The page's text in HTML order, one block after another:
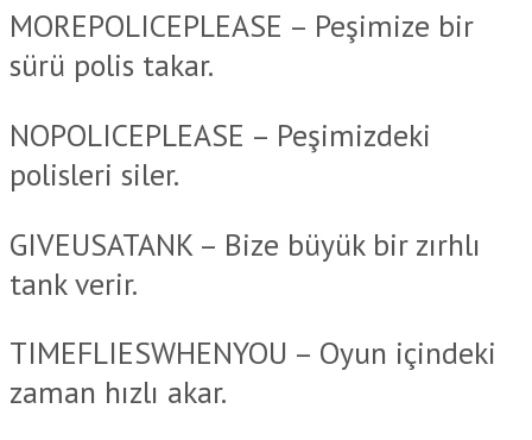
MOREPOLICEPLEASE – Peşimize bir
sürü polis takar.
NOPOLICEPLEASE – Peşimizdeki
polisleri siler.
GIVEUSATANK – Bize büyük bir zırhlı
tank verir.
TIMEFLIESWHENYOU – Oyun içindeki
zaman hızlı akar.